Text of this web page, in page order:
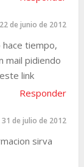
de junio de 2012
hace tiempo,
mail pidiendo
link
Responder
de julio de 2012
sirva